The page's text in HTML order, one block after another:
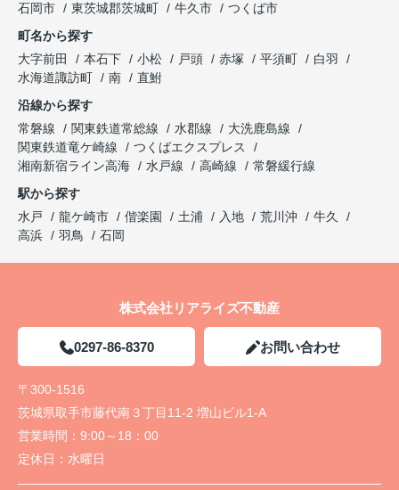
石岡市
東茨城郡茨城町 牛久市
つくば市
町名から探す
大字前田
本石下 小松 戸頭 赤塚 平須町
白羽
水海道諏訪町
南
直鮒
沿線から探す
常磐線
関東鉄道常総線 水郡線
大洗鹿島線
関東鉄道竜ケ崎線
つくばエクスプレス
湘南新宿ライン高海
水戸線 高崎線
常磐緩行線
駅から探す
水戸
龍ケ崎市 偕楽園 土浦 入地 荒川沖
牛久
高浜
羽鳥 石岡
株式会社リアライズ不動産
0297-86-8370 お問い合わせ
〒300-1516
茨城県取手市藤代南３丁目11-2 増山ビル1-A
営業時間： 9:00～18：00
定休日： 水曜日